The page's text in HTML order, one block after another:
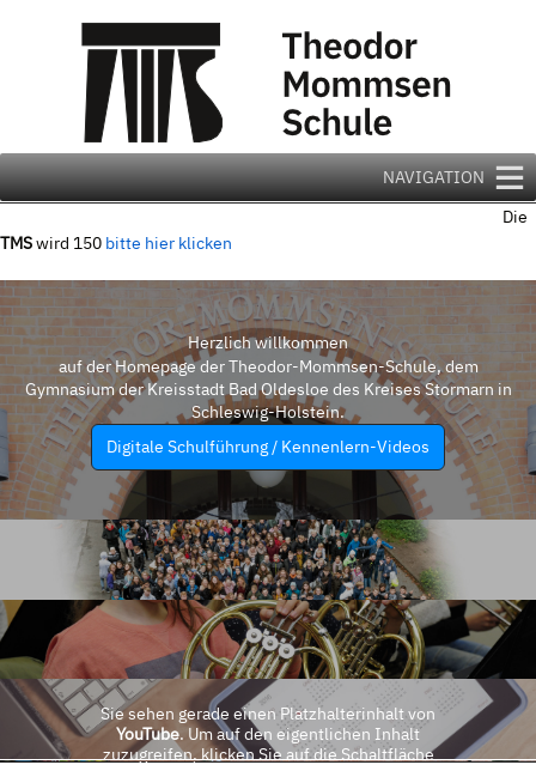
NAVIGATION
Die
TMSwird 150 bitte hier klicken
Herzlich willkommen
auf der Homepage der Theodor-Mommsen-Schule, dem
Gymnasium der Kreisstadt Bad Oldesloe des Kreises Stormarn in
Schleswig-Holstein.
Digitale Schulführung / Kennenlern-Videos
Sie sehen gerade einen Platzhalterinhalt von
YouTube. Um auf den eigentlichen Inhalt
zuzugreifen, klicken Sie auf die Schaltfläche